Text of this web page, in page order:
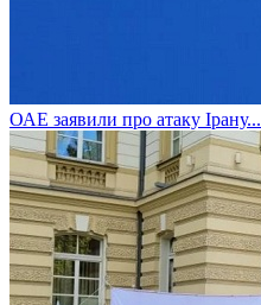
​ОАЕ заявили про атаку Ірану...